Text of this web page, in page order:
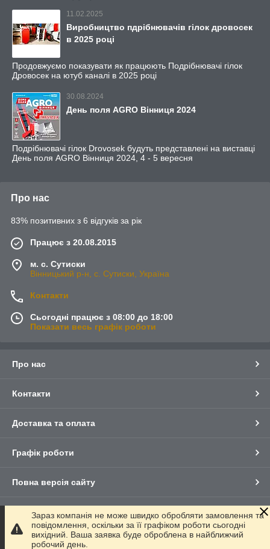
11.02.2025
Виробництво пдрібнювачів гілок дровосек
в 2025 році
Продовжуємо показувати як працюють Подрібнювачі гілок
Дровосек на ютуб каналі в 2025 році
30.08.2024
День поля AGRO Вінниця 2024
Подрібнювачі гілок Drovosek будуть представлені на виставці
День поля AGRO Вінниця 2024, 4 - 5 вересня
Про нас
83% позитивних з 6 відгуків за рік
Працює з 20.08.2015
м. с. Сутиски
Вінницький р-н, с. Сутиски, Україна
Контакти
Сьогодні працює з 08:00 до 18:00
Показати весь графік роботи
Про нас
Контакти
Доставка та оплата
Графік роботи
Повна версія сайту
Сайт створено на маркетплейсі Prom.ua
Політика конфіденційності
Зараз компанія не може швидко обробляти замовлення та
повідомлення, оскільки за її графіком роботи сьогодні
вихідний. Ваша заявка буде оброблена в найближчий
робочий день.